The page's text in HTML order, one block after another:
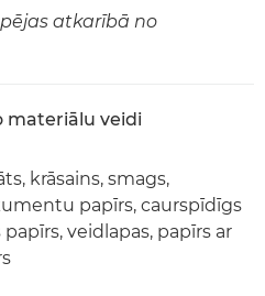
atkarībā no
materiālu veidi
krāsains, smags,
papīrs, caurspīdīgs
veidlapas, papīrs ar